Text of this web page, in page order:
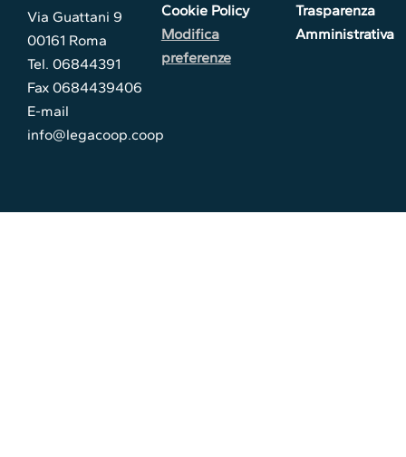
Via Guattani 9
00161 Roma
Tel. 06844391
Fax 0684439406
E-mail
info@legacoop.coop
Cookie Policy
Modifica
preferenze
Trasparenza
Amministrativa